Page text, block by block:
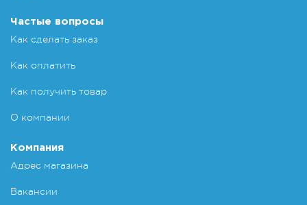
Частые вопросы
Как сделать заказ
Как оплатить
Как получить товар
О компании
Компания
Адрес магазина
Вакансии